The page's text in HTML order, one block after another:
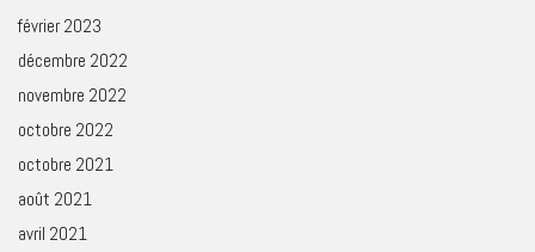
février 2023
décembre 2022
novembre 2022
octobre 2022
octobre 2021
août 2021
avril 2021